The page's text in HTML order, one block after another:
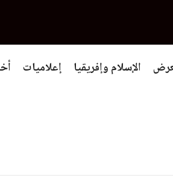
الإسلام وإفريقيا إعلاميات